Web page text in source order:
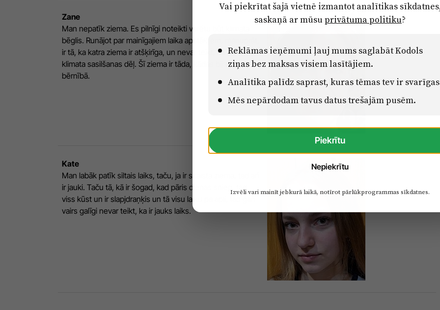
Zane
Man nepatīk ziema. Es pilnīgi noteikti varētu būt klimata
bēglis. Runājot par mainīgajiem laika apstākļiem, manuprāt,
ir tā, ka katra ziema ir atšķirīga, un nevar teikt, ka tas ir
klimata sasilšanas dēļ. Šī ziema ir tāda, kādas bija manā
bērnībā.
Kate
Man labāk patīk siltais laiks, taču, ja ir skaista ziema, tad arī
ir jauki. Taču tā, kā ir šogad, kad pāris dienas snieg, tad
viss kūst un ir slapjdraņķis un tā visu laiku pa apli, tad gan
vairs galīgi nevar teikt, ka ir jauks laiks.
Vai piekrītat šajā vietnē izmantot analītikas
saskaņā ar mūsuprivātuma politiku?
Reklāmas ieņēmumi ļauj mums saglabāt Kodols
ziņas bez maksas visiem lasītājiem.
Analītika palīdz saprast, kuras tēmas tev ir
Mēs nepārdodam tavus datus trešajām pusēm.
Piekrītu
Nepiekrītu
Izvēli vari mainīt jebkurā laikā, notīrot pārlūkprogrammas sīkdatnes.